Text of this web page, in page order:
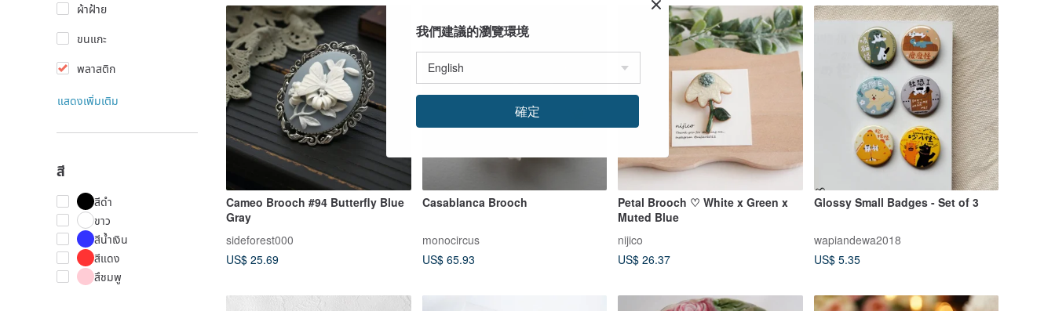
ผ้าฝ้าย
ขนแกะ
พลาสติก
แสดงเพิ่มเติม
สี
สีดำ
ขาว
สีน้ำเงิน
สีแดง
สึชมพู
Cameo Brooch #94 Butterfly Blue
Gray
sideforest000
US$ 25.69
Casablanca Brooch
monocircus
US$ 65.93
Petal Brooch ♡ White x Green x
Muted Blue
nijico
US$ 26.37
Glossy Small Badges - Set of 3
wapiandewa2018
US$ 5.35
我們建議的瀏覽環境
確定